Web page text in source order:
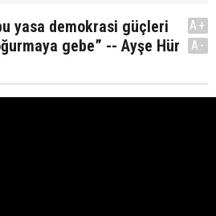
yasa demokrasi güçleri
gebe” -- Ayşe Hür
A+
A-